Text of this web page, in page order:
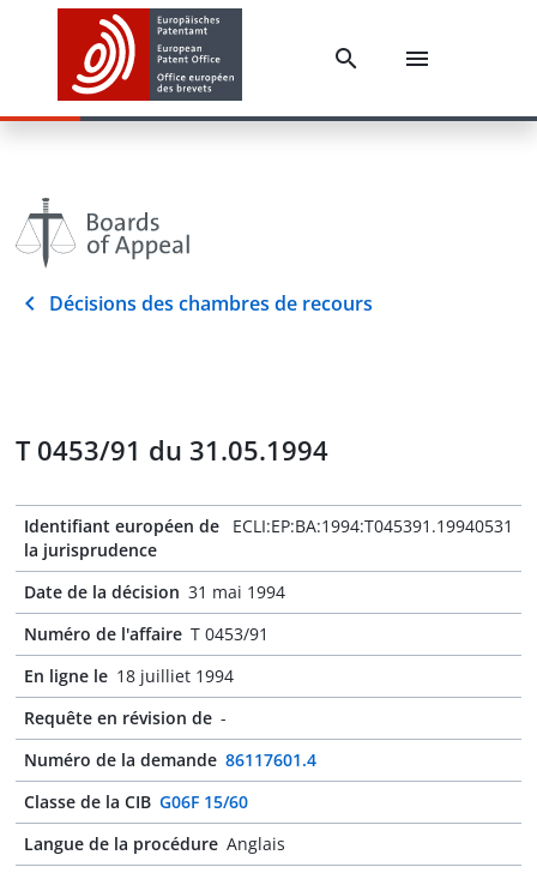
Décisions des chambres de recours
T 0453/91 du 31.05.1994
Identifiant européen de
la jurisprudence
ECLI:EP:BA:1994:T045391.19940531
Date de la décision 31 mai 1994
Numéro de l'affaire T 0453/91
En ligne le 18 juilliet 1994
Requête en révision de -
Numéro de la demande 86117601.4
Classe de la CIB G06F 15/60
Langue de la procédure Anglais